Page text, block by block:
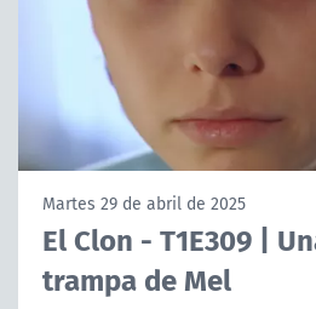
TVN PLAY
PROGRAMAS
TELESERIES
ACTUALIDAD Y TENDENCIAS
Martes 29 de abril de 2025
El Clon - T1E309 |
trampa de Mel